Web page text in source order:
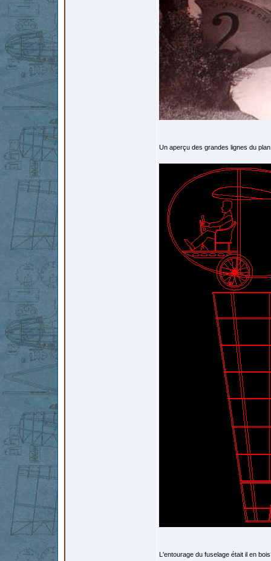
Un aperçu des grandes lignes du plan
L'entourage du fuselage était il en